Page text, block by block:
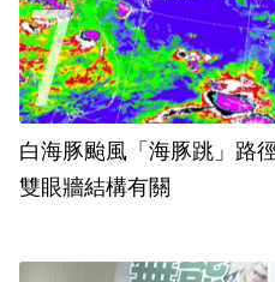
白海豚颱風「海豚跳」
雙眼牆結構有關